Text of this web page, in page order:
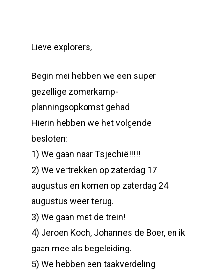
Lieve explorers,
Begin mei hebben we een super
gezellige zomerkamp-
planningsopkomst gehad!
Hierin hebben we het volgende
besloten:
1) We gaan naar Tsjechië!!!!!
2) We vertrekken op zaterdag 17
augustus en komen op zaterdag 24
augustus weer terug.
3) We gaan met de trein!
4) Jeroen Koch, Johannes de Boer, en ik
gaan mee als begeleiding.
5) We hebben een taakverdeling